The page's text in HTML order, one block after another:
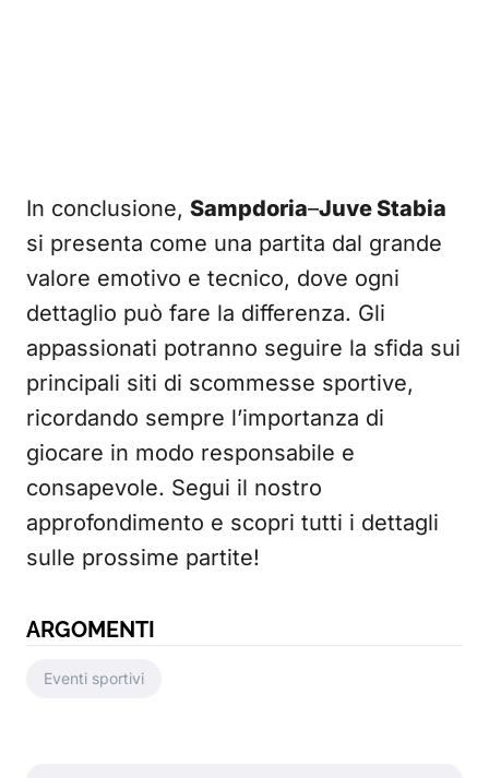
In conclusione, Sampdoria–Juve Stabia
si presenta come una partita dal grande
valore emotivo e tecnico, dove ogni
dettaglio può fare la differenza. Gli
appassionati potranno seguire la sfida sui
principali siti di scommesse sportive,
ricordando sempre l’importanza di
giocare in modo responsabile e
consapevole. Segui il nostro
approfondimento e scopri tutti i dettagli
sulle prossime partite!
ARGOMENTI
Eventi sportivi